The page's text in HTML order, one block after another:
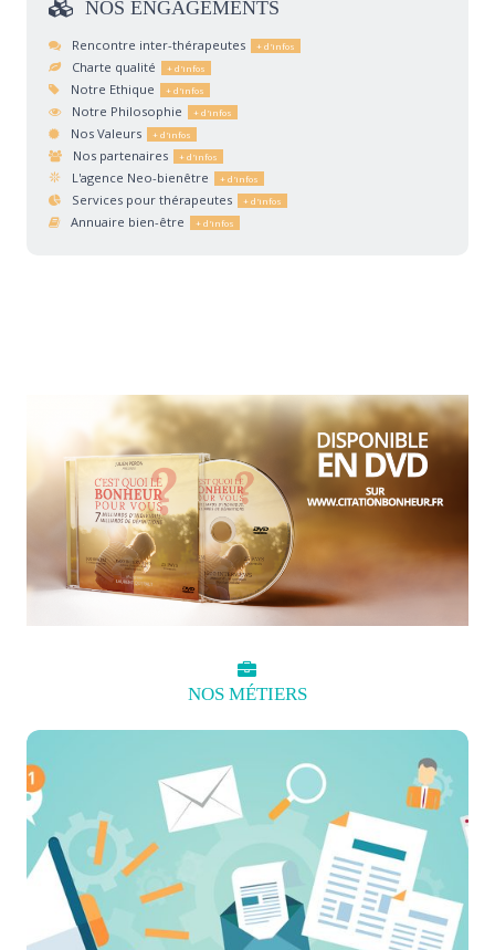
NOS ENGAGEMENTS
Rencontre inter-thérapeutes
Charte qualité
Notre Ethique
Notre Philosophie
Nos Valeurs
Nos partenaires
L'agence Neo-bienêtre
Services pour thérapeutes
Annuaire bien-être
NOS MÉTIERS